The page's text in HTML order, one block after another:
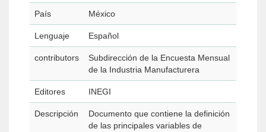
País México
Lenguaje Español
contributors
Subdirección de la Encuesta Mensual
de la Industria Manufacturera
Editores INEGI
Descripción
Documento que contiene la definición
de las principales variables de